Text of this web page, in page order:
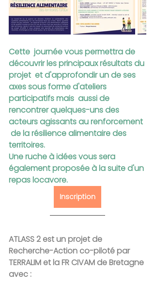
Cette  journée vous permettra de
découvrir les principaux résultats du
projet  et d'approfondir un de ses
axes sous forme d'ateliers
participatifs mais  aussi de
rencontrer quelques-uns des
acteurs agissants au renforcement
de la résilience alimentaire des
territoires.
Une ruche à idées vous sera
également proposée à la suite d'un
repas locavore.
Inscription
ATLASS 2 est un projet de
Recherche-Action co-piloté par
TERRALIM et la FR CIVAM de Bretagne
avec :